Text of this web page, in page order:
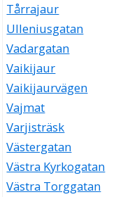
Tårrajaur
Ulleniusgatan
Vadargatan
Vaikijaur
Vaikijaurvägen
Vajmat
Varjisträsk
Västergatan
Västra Kyrkogatan
Västra Torggatan